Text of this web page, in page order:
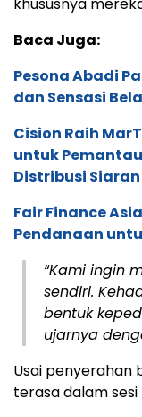
Baca Juga:
Pesona Abadi
dan Sensasi
Cision Raih
untuk
Distribusi Siaran
Fair Finance
Pendanaan
“Kami ingin
sendiri.
bentuk
ujarnya
Usai penyerahan
terasa dalam